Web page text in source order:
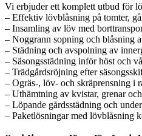
Vi erbjuder ett komplett utbud för
– Effektiv lövblåsning på tomter,
– Insamling av löv med
– Noggrann sopning och blåsning
– Städning och avspolning av
– Säsongsstädning inför höst och
– Trädgårdsröjning efter
– Ogräs-, löv- och skräprensning i
– Uthämtning av kvistar, grenar
– Löpande gårdsstädning och
– Paketlösningar med lövblåsning